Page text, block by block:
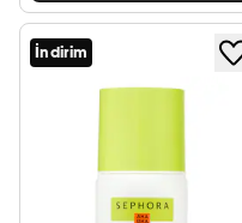
İndirim